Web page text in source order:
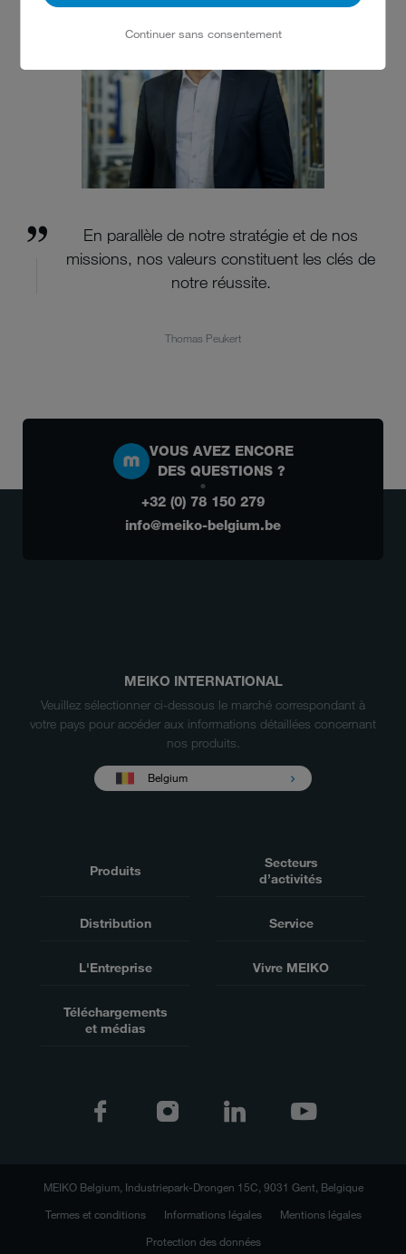
Continuer sans consentement
En parallèle de notre stratégie et de nos
missions, nos valeurs constituent les clés de
notre réussite.
Thomas Peukert
VOUS AVEZ ENCORE
DES QUESTIONS ?
+32 (0) 78 150 279
info@meiko-belgium.be
MEIKO INTERNATIONAL
Veuillez sélectionner ci-dessous le marché correspondant à
votre pays pour accéder aux informations détaillées concernant
nos produits.
Belgium
Produits
Secteurs
d’activités
Distribution Service
L'Entreprise Vivre MEIKO
Téléchargements
et médias
MEIKO Belgium, Industriepark-Drongen 15C, 9031 Gent, Belgique
Termes et conditions
Informations légales
Mentions légales
Protection des données